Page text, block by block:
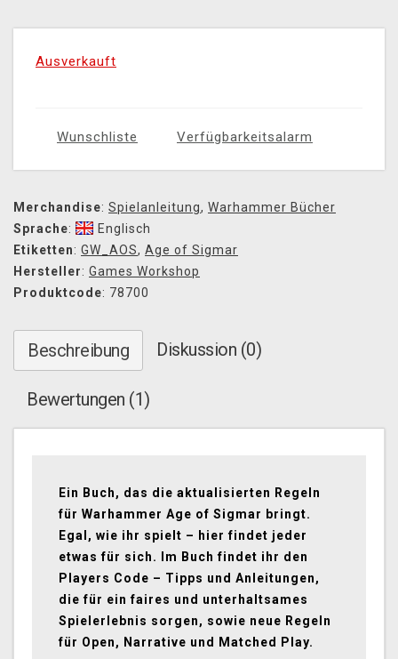
Ausverkauft
Wunschliste Verfügbarkeitsalarm
Merchandise: Spielanleitung, Warhammer Bücher
Sprache:
Englisch
Etiketten: GW_AOS, Age of Sigmar
Hersteller: Games Workshop
Produktcode: 78700
Beschreibung Diskussion (0)
Bewertungen (1)
Ein Buch, das die aktualisierten Regeln
für Warhammer Age of Sigmar bringt.
Egal, wie ihr spielt – hier findet jeder
etwas für sich. Im Buch findet ihr den
Players Code – Tipps und Anleitungen,
die für ein faires und unterhaltsames
Spielerlebnis sorgen, sowie neue Regeln
für Open, Narrative und Matched Play.